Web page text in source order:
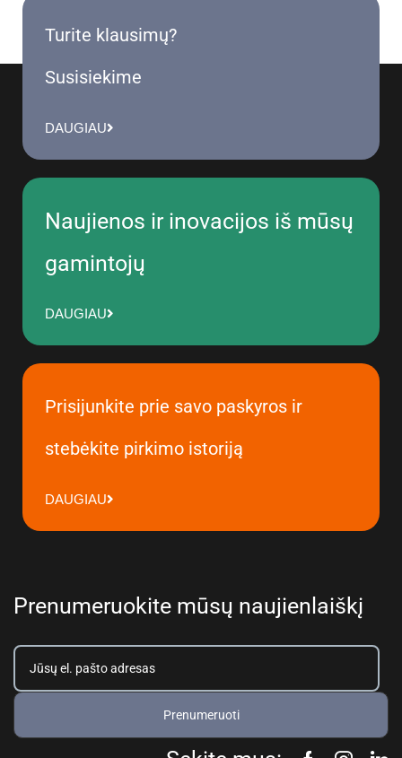
Turite klausimų?
Susisiekime
DAUGIAU
Naujienos ir inovacijos iš mūsų
gamintojų
DAUGIAU
Prisijunkite prie savo paskyros ir
stebėkite pirkimo istoriją
DAUGIAU
Prenumeruokite mūsų naujienlaiškį
Prenumeruoti